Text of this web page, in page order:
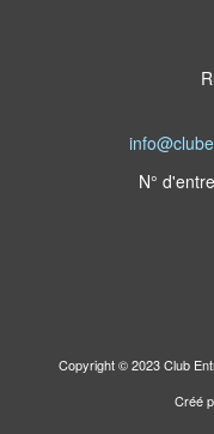
N°
Copyright © 2023 Club
Créé